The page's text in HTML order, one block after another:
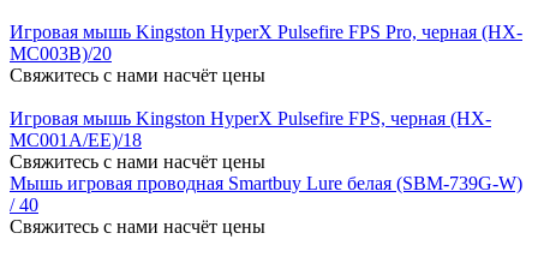
Игровая мышь Kingston HyperX Pulsefire FPS Pro, черная (HX-
MC003B)/20
Свяжитесь с нами насчёт цены
Игровая мышь Kingston HyperX Pulsefire FPS, черная (HX-
MC001A/EE)/18
Свяжитесь с нами насчёт цены
Мышь игровая проводная Smartbuy Lure белая (SBM-739G-W)
/ 40
Свяжитесь с нами насчёт цены